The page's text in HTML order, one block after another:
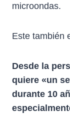
microondas.
Este también
Desde la
quiere «un
durante 10